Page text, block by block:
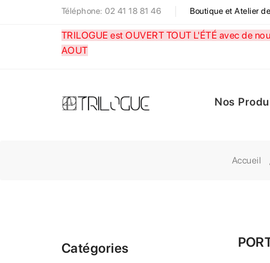
Téléphone: 02 41 18 81 46 Boutique et Atelier
TRILOGUE est OUVERT TOUT L'ÉTÉ avec de
AOUT
Nos
Accueil
Catégories